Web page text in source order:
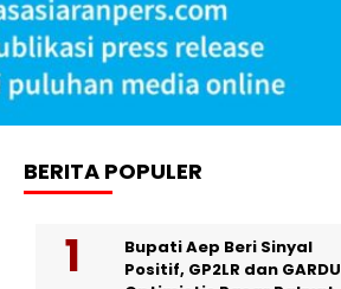
BERITA POPULER
Bupati Aep Beri Sinyal
Positif, GP2LR dan GARDU